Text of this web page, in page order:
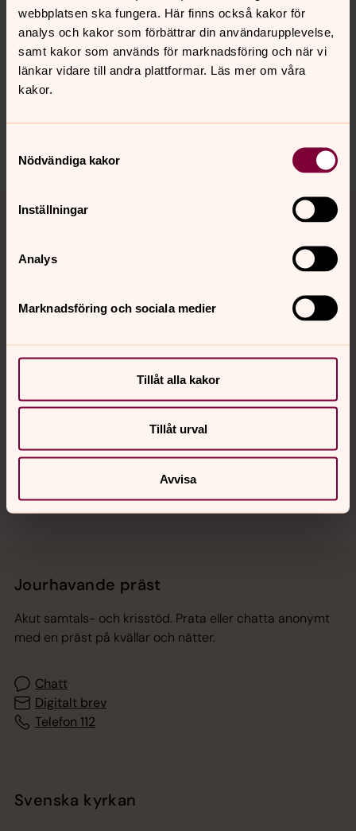
webbplatsen ska fungera. Här finns också kakor för
analys och kakor som förbättrar din användarupplevelse,
samt kakor som används för marknadsföring och när vi
länkar vidare till andra plattformar. Läs mer om våra
kakor.
Nödvändiga kakor
Inställningar
Analys
Marknadsföring och sociala medier
Tillåt alla kakor
Tillåt urval
Avvisa
Senast ändrad 23 september 2025
Synpunkter eller frågor på sidans
innehåll?
arjeplog.arvidsjaur@svenskakyrkan.se
Kalender
Hitta snabbt
Sociala kanaler
Jourhavande präst
Akut samtals- och krisstöd. Prata eller chatta anonymt
med en präst på kvällar och nätter.
Chatt
Digitalt brev
Telefon 112
Svenska kyrkan